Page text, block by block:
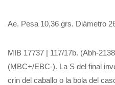
Ae. Pesa 10,36 grs. Diámetro
MIB 17737 | 117/17b. (Abh-
(MBC+/EBC-). La S del final
crin del caballo o la bola del